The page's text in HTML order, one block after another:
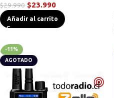
$29.990 $23.990
Añadir al carrito
-11%
AGOTADO